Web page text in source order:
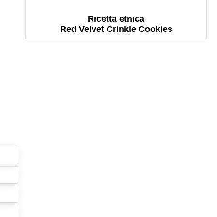
Ricetta etnica
Red Velvet Crinkle Cookies